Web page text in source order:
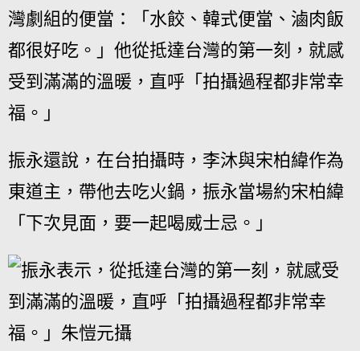
灣劇組的便當：「水餃、韓式便當、滷肉飯
都很好吃。」他從抵達台灣的第一刻，就感
受到滿滿的溫暖，直呼「拍攝過程都非常幸
福。」
振永還說，在台拍攝時，李沐與宋柏緯作為
東道主，帶他去吃火鍋，振永當場約宋柏緯
「下次見面，要一起喝威士忌。」